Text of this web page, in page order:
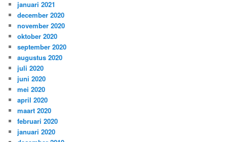
januari 2021
december 2020
november 2020
oktober 2020
september 2020
augustus 2020
juli 2020
juni 2020
mei 2020
april 2020
maart 2020
februari 2020
januari 2020